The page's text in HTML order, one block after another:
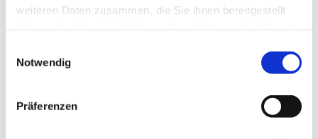
weiteren Daten zusammen, die Sie ihnen bereitgestellt
Notwendig
Präferenzen